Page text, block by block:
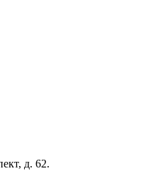
д. 62.